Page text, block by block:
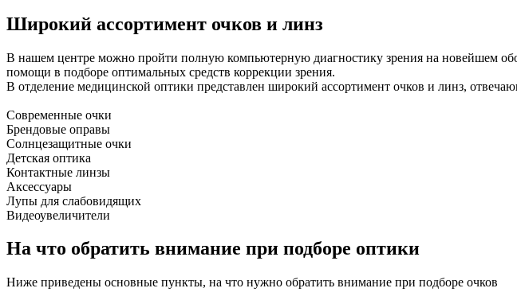
Широкий ассортимент очков и линз
В нашем центре можно пройти полную компьютерную диагностику зрения на новейшем
помощи в подборе оптимальных средств коррекции зрения.
В отделение медицинской оптики представлен широкий ассортимент очков и линз,
Современные очки
Брендовые оправы
Солнцезащитные очки
Детская оптика
Контактные линзы
Аксессуары
Лупы для слабовидящих
Видеоувеличители
На что обратить внимание при подборе оптики
Ниже приведены основные пункты, на что нужно обратить внимание при подборе очков